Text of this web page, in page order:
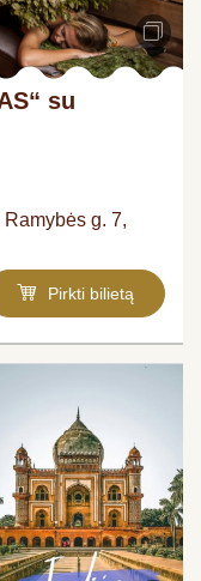
su
g. 7,
Pirkti bilietą